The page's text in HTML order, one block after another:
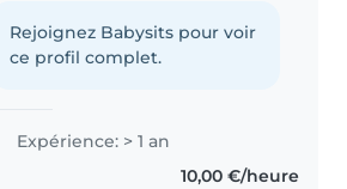
général. Je me suis déjà occupée
de beaucoup d'animaux et
Rejoignez Babysits pour voir
ce profil complet.
Expérience: > 1 an
10,00 €/heure